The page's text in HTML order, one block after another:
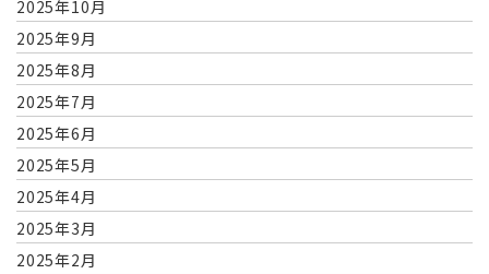
2025年10月
2025年9月
2025年8月
2025年7月
2025年6月
2025年5月
2025年4月
2025年3月
2025年2月